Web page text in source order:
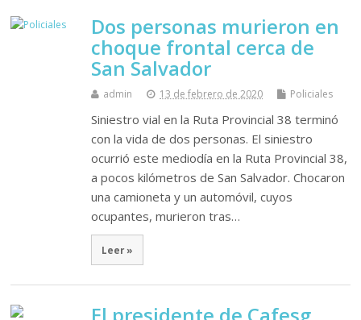
Dos personas murieron en
choque frontal cerca de
San Salvador
admin 13 de febrero de 2020 Policiales
Siniestro vial en la Ruta Provincial 38 terminó
con la vida de dos personas. El siniestro
ocurrió este mediodía en la Ruta Provincial 38,
a pocos kilómetros de San Salvador. Chocaron
una camioneta y un automóvil, cuyos
ocupantes, murieron tras…
Leer »